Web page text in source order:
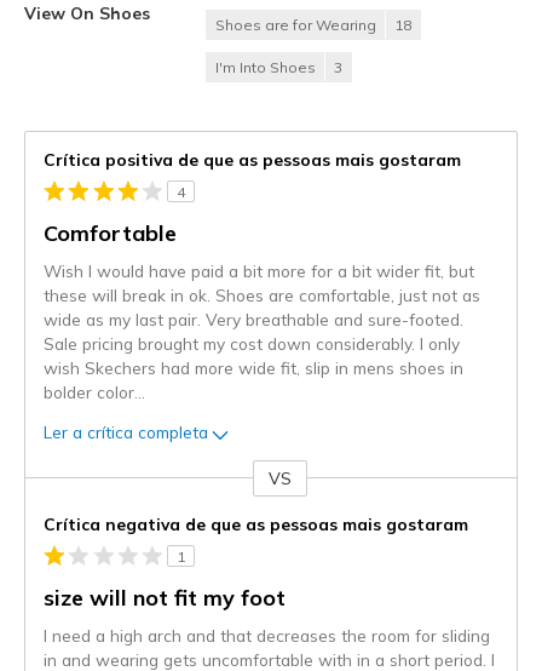
View On Shoes
Shoes are for Wearing 18
I'm Into Shoes 3
Crítica positiva de que as pessoas mais gostaram
4
Comfortable
Wish I would have paid a bit more for a bit wider fit, but
these will break in ok. Shoes are comfortable, just not as
wide as my last pair. Very breathable and sure-footed.
Sale pricing brought my cost down considerably. I only
wish Skechers had more wide fit, slip in mens shoes in
bolder color
Ler a crítica completa
VS
Crítica negativa de que as pessoas mais gostaram
1
size will not fit my foot
I need a high arch and that decreases the room for sliding
in and wearing gets uncomfortable with in a short period. I